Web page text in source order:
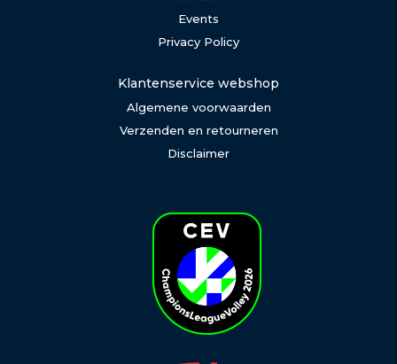
Events
Privacy Policy
Klantenservice webshop
Algemene voorwaarden
Verzenden en retourneren
Disclaimer